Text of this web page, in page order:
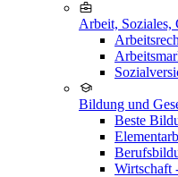
Arbeit, Soziales,
Bildung und
Beste
Wirtschaft